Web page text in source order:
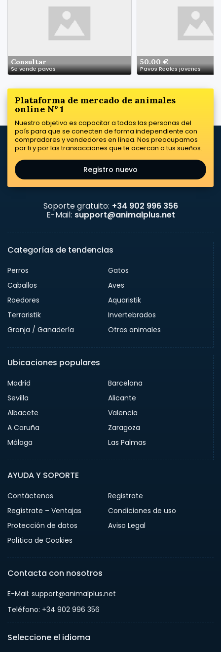
Consultar
Se vende pavos
50.00 €
Pavos Reales jovenes
Plataforma de mercado de animales
online Nº 1
Nuestro objetivo es capacitar a todas las personas del
país para que se conecten de forma independiente con
compradores y vendedores en línea. Nos preocupamos
por ti y por las transacciones que te acercan a tus sueños.
Registro nuevo
Soporte gratuito: +34 902 996 356
E-Mail: support@animalplus.net
Categorías de tendencias
Perros
Gatos
Caballos
Aves
Roedores
Aquaristik
Terraristik
Invertebrados
Granja / Ganadería
Otros animales
Ubicaciones populares
Madrid
Barcelona
Sevilla
Alicante
Albacete
Valencia
A Coruña
Zaragoza
Málaga
Las Palmas
AYUDA Y SOPORTE
Contáctenos
Registrate
Regístrate – Ventajas
Condiciones de uso
Protección de datos
Aviso Legal
Política de Cookies
Contacta con nosotros
E-Mail: support@animalplus.net
Teléfono: +34 902 996 356
Seleccione el idioma